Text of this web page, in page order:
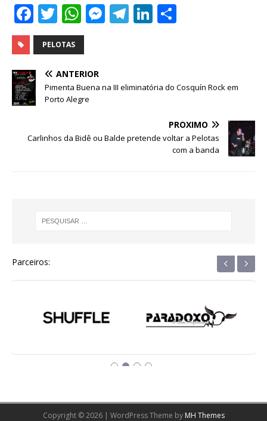
F
a
c
e
b
o
o
k
T
w
it
te
r
W
h
at
s
A
p
p
M
n
e
r
T
ra
Li
dI
PELOTAS
ANTERIOR
Pimenta Buena na III eliminatória do Cosquín Rock em
Porto Alegre
PRÓXIMO
Carlinhos da Bidê ou Balde pretende voltar a Pelotas
com a banda
Parceiros: ‹ ›
Copyright © 2026 | WordPress Theme by MH Themes